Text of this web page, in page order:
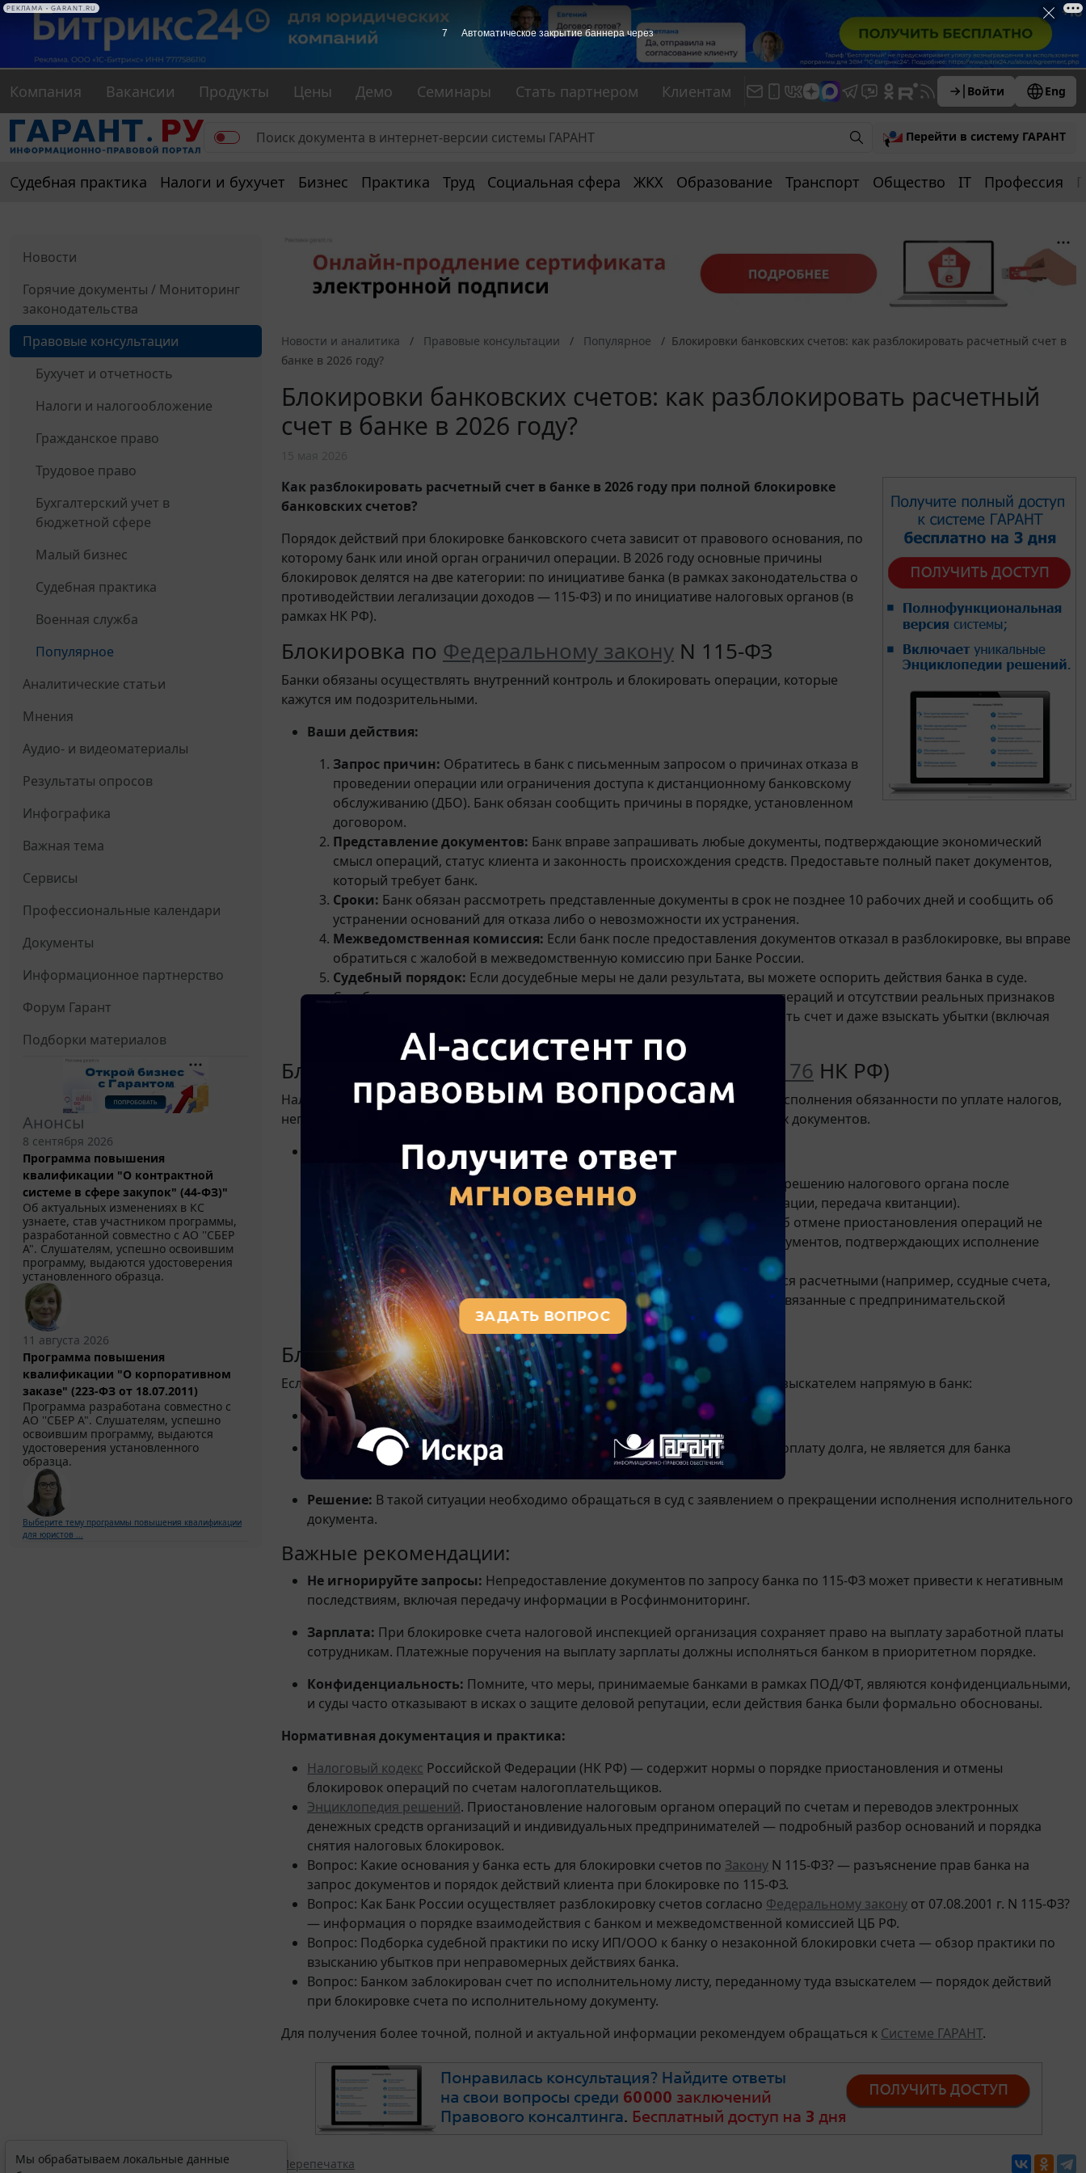
Компания Вакансии Продукты Цены Демо Семинары Стать партнером Клиентам Войти Eng
Перейти в систему ГАРАНТ
Судебная практика Налоги и бухучет Бизнес Практика Труд Социальная сфера ЖКХ Образование Транспорт Общество IT Профессия
Новости
Горячие документы / Мониторинг
законодательства
Правовые консультации
Бухучет и отчетность
Налоги и налогообложение
Гражданское право
Трудовое право
Бухгалтерский учет в
бюджетной сфере
Малый бизнес
Судебная практика
Военная служба
Популярное
Аналитические статьи
Мнения
Аудио- и видеоматериалы
Результаты опросов
Инфографика
Важная тема
Сервисы
Профессиональные календари
Документы
Информационное партнерство
Форум Гарант
Подборки материалов
Анонсы
8 сентября 2026
Программа повышения
квалификации "О контрактной
системе в сфере закупок" (44-ФЗ)"
Об актуальных изменениях в КС
узнаете, став участником программы,
разработанной совместно с АО ''СБЕР
А". Слушателям, успешно освоившим
программу, выдаются удостоверения
установленного образца.
11 августа 2026
Программа повышения
квалификации "О корпоративном
заказе" (223-ФЗ от 18.07.2011)
Программа разработана совместно с
АО ''СБЕР А". Слушателям, успешно
освоившим программу, выдаются
удостоверения установленного
образца.
Выберите тему программы повышения квалификации
для юристов ...
Новости и аналитика Правовые консультации Популярное
Блокировки банковских счетов: как разблокировать расчетный счет в
банке в 2026 году?
Блокировки банковских счетов: как разблокировать расчетный
счет в банке в 2026 году?
Как разблокировать расчетный счет в банке в 2026 году при полной блокировке
банковских счетов?
Порядок действий при блокировке банковского счета зависит от правового основания, по
которому банк или иной орган ограничил операции. В 2026 году основные причины
блокировок делятся на две категории: по инициативе банка (в рамках законодательства о
противодействии легализации доходов — 115-ФЗ) и по инициативе налоговых органов (в
рамках НК РФ).
Блокировка по Федеральному закону N 115-ФЗ
Банки обязаны осуществлять внутренний контроль и блокировать операции, которые
кажутся им подозрительными.
Ваши действия:
Запрос причин: Обратитесь в банк с письменным запросом о причинах отказа в
проведении операции или ограничения доступа к дистанционному банковскому
обслуживанию (ДБО). Банк обязан сообщить причины в порядке, установленном
договором.
Представление документов: Банк вправе запрашивать любые документы, подтверждающие экономический
смысл операций, статус клиента и законность происхождения средств. Предоставьте полный пакет документов,
который требует банк.
Сроки: Банк обязан рассмотреть представленные документы в срок не позднее 10 рабочих дней и сообщить об
устранении оснований для отказа либо о невозможности их устранения.
Межведомственная комиссия: Если банк после предоставления документов отказал в разблокировке, вы вправе
обратиться с жалобой в межведомственную комиссию при Банке России.
Судебный порядок: Если досудебные меры не дали результата, вы можете оспорить действия банка в суде.
Судебная практика показывает, что при доказательстве законности операций и отсутствии реальных признаков
подозрительной деятельности суды могут обязать банк разблокировать счет и даже взыскать убытки (включая
упущенную выгоду).
Блокировка по решению налогового органа ( ст. 76 НК РФ)
Налоговая инспекция может приостановить операции по счетам в случае неисполнения обязанности по уплате налогов,
непредставления налоговой декларации или квитанции о приеме электронных документов.
Ваши действия:
Устранение причины:Блокировка снимается автоматически или по решению налогового органа после
устранения нарушения (уплата задолженности, представление декларации, передача квитанции).
Сроки разблокировки: Налоговый орган обязан принять решение об отмене приостановления операций не
позднее одного рабочего дня, следующего за днем представления документов, подтверждающих исполнение
обязанности (например, декларации или платежного поручения).
Особенности:Налоговая не вправе блокировать счета, не являющиеся расчетными (например, ссудные счета,
счета эскроу, номинальные счета), а также личные счета граждан, не связанные с предпринимательской
деятельностью (если это подтверждено).
Блокировка по исполнительным документам
Если счет заблокирован на основании исполнительного листа, переданного взыскателем напрямую в банк:
Банк обязан исполнить требование о взыскании денежных средств.
Представление должником документов, подтверждающих добровольную оплату долга, не является для банка
основанием для прекращения исполнения исполнительного документа.
Решение: В такой ситуации необходимо обращаться в суд с заявлением о прекращении исполнения исполнительного
документа.
Важные рекомендации:
Не игнорируйте запросы: Непредоставление документов по запросу банка по 115-ФЗ может привести к негативным
последствиям, включая передачу информации в Росфинмониторинг.
Зарплата: При блокировке счета налоговой инспекцией организация сохраняет право на выплату заработной платы
сотрудникам. Платежные поручения на выплату зарплаты должны исполняться банком в приоритетном порядке.
Конфиденциальность: Помните, что меры, принимаемые банками в рамках ПОД/ФТ, являются конфиденциальными,
и суды часто отказывают в исках о защите деловой репутации, если действия банка были формально обоснованы.
Нормативная документация и практика:
Налоговый кодекс Российской Федерации (НК РФ) — содержит нормы о порядке приостановления и отмены
блокировок операций по счетам налогоплательщиков.
Энциклопедия решений. Приостановление налоговым органом операций по счетам и переводов электронных
денежных средств организаций и индивидуальных предпринимателей — подробный разбор оснований и порядка
снятия налоговых блокировок.
Вопрос: Какие основания у банка есть для блокировки счетов по Закону N 115-ФЗ? — разъяснение прав банка на
запрос документов и порядок действий клиента при блокировке по 115-ФЗ.
Вопрос: Как Банк России осуществляет разблокировку счетов согласно Федеральному закону от 07.08.2001 г. N 115-ФЗ?
— информация о порядке взаимодействия с банком и межведомственной комиссией ЦБ РФ.
Вопрос: Подборка судебной практики по иску ИП/ООО к банку о незаконной блокировки счета — обзор практики по
взысканию убытков при неправомерных действиях банка.
Вопрос: Банком заблокирован счет по исполнительному листу, переданному туда взыскателем — порядок действий
при блокировке счета по исполнительному документу.
Для получения более точной, полной и актуальной информации рекомендуем обращаться к Системе ГАРАНТ.
Перепечатка
Мы обрабатываем локальные данные
7 Автоматическое закрытие баннера через
РЕКЛАМА • GARANT.RU